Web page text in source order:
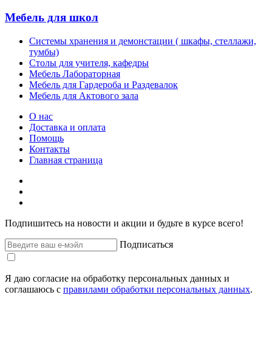
Мебель для школ
Системы хранения и демонстации ( шкафы, стеллажи,
тумбы)
Столы для учителя, кафедры
Мебель Лабораторная
Мебель для Гардероба и Раздевалок
Мебель для Актового зала
О нас
Доставка и оплата
Помощь
Контакты
Главная страница
Подпишитесь на новости и акции и будьте в курсе всего!
Подписаться
Я даю согласие на обработку персональных данных и
соглашаюсь с правилами обработки персональных данных.